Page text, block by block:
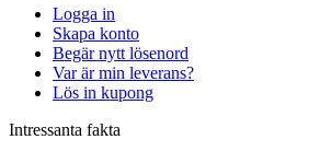
Logga in
Skapa konto
Begär nytt lösenord
Var är min leverans?
Lös in kupong
Intressanta fakta